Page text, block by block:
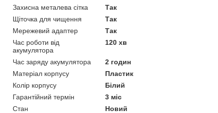
Захисна металева сітка
Так
Щіточка для чищення
Так
Мережевий адаптер
Так
Час роботи від
акумулятора
120 хв
Час заряду акумулятора
2 годин
Матеріал корпусу
Пластик
Колір корпусу
Білий
Гарантійний термін
3 міс
Стан
Новий